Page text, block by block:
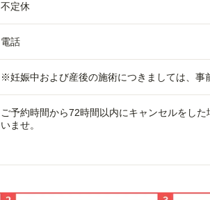
不定休
電話
※妊娠中および産後の施術につきましては、事
ご予約時間から72時間以内にキャンセルをし
いませ。